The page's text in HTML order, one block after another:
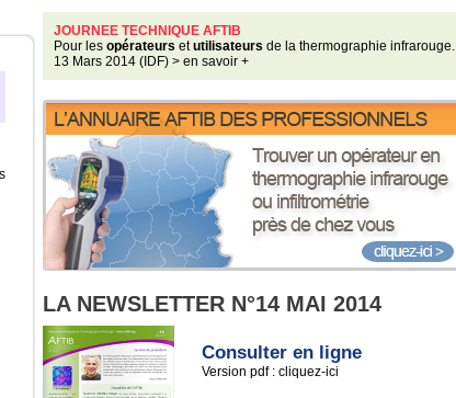
JOURNEE TECHNIQUE AFTIB
Pour les opérateurs etutilisateurs de la thermographie infrarouge.
13 Mars 2014 (IDF) > en savoir +
LA NEWSLETTER N°14 MAI 2014
Consulter en ligne
Version pdf : cliquez-ici